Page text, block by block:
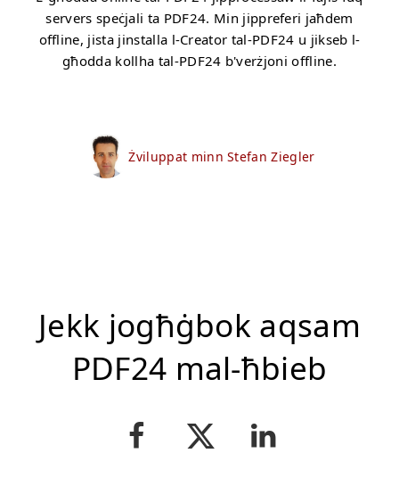
servers speċjali ta PDF24. Min jippreferi jaħdem
offline, jista jinstalla l-Creator tal-PDF24 u jikseb l-
għodda kollha tal-PDF24 b'verżjoni offline.
Żviluppat minn Stefan Ziegler
Jekk jogħġbok aqsam
PDF24 mal-ħbieb